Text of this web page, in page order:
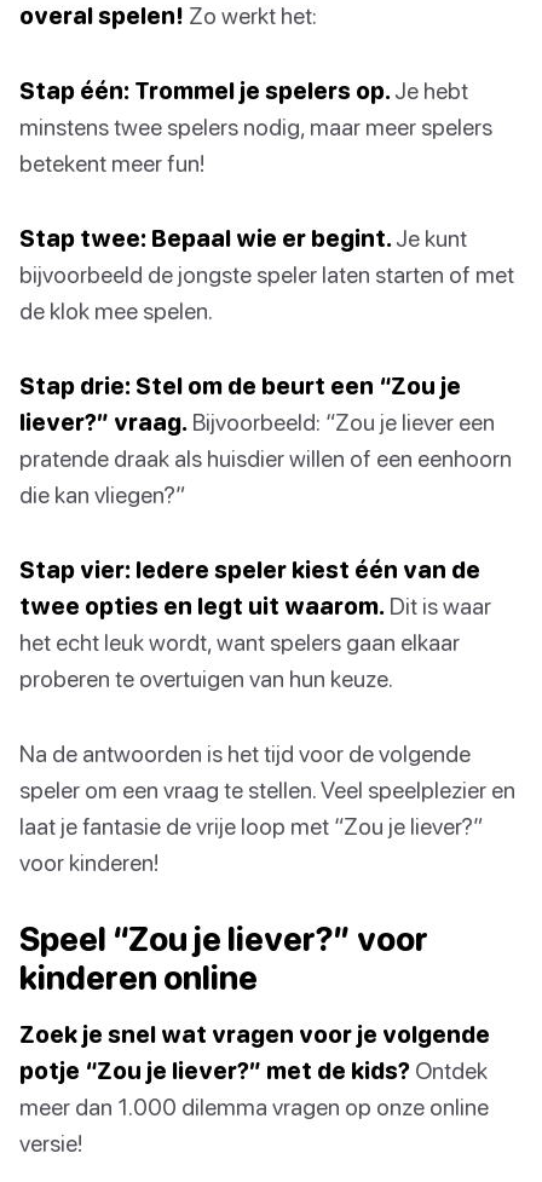
overal spelen! Zo werkt het:
Stap één: Trommel je spelers op. Je hebt
minstens twee spelers nodig, maar meer spelers
betekent meer fun!
Stap twee: Bepaal wie er begint. Je kunt
bijvoorbeeld de jongste speler laten starten of met
de klok mee spelen.
Stap drie: Stel om de beurt een “Zou je
liever?” vraag. Bijvoorbeeld: “Zou je liever een
pratende draak als huisdier willen of een eenhoorn
die kan vliegen?”
Stap vier: Iedere speler kiest één van de
twee opties en legt uit waarom. Dit is waar
het echt leuk wordt, want spelers gaan elkaar
proberen te overtuigen van hun keuze.
Na de antwoorden is het tijd voor de volgende
speler om een vraag te stellen. Veel speelplezier en
laat je fantasie de vrije loop met “Zou je liever?”
voor kinderen!
Speel “Zou je liever?” voor
kinderen online
Zoek je snel wat vragen voor je volgende
potje “Zou je liever?” met de kids? Ontdek
meer dan 1.000 dilemma vragen op onze online
versie!